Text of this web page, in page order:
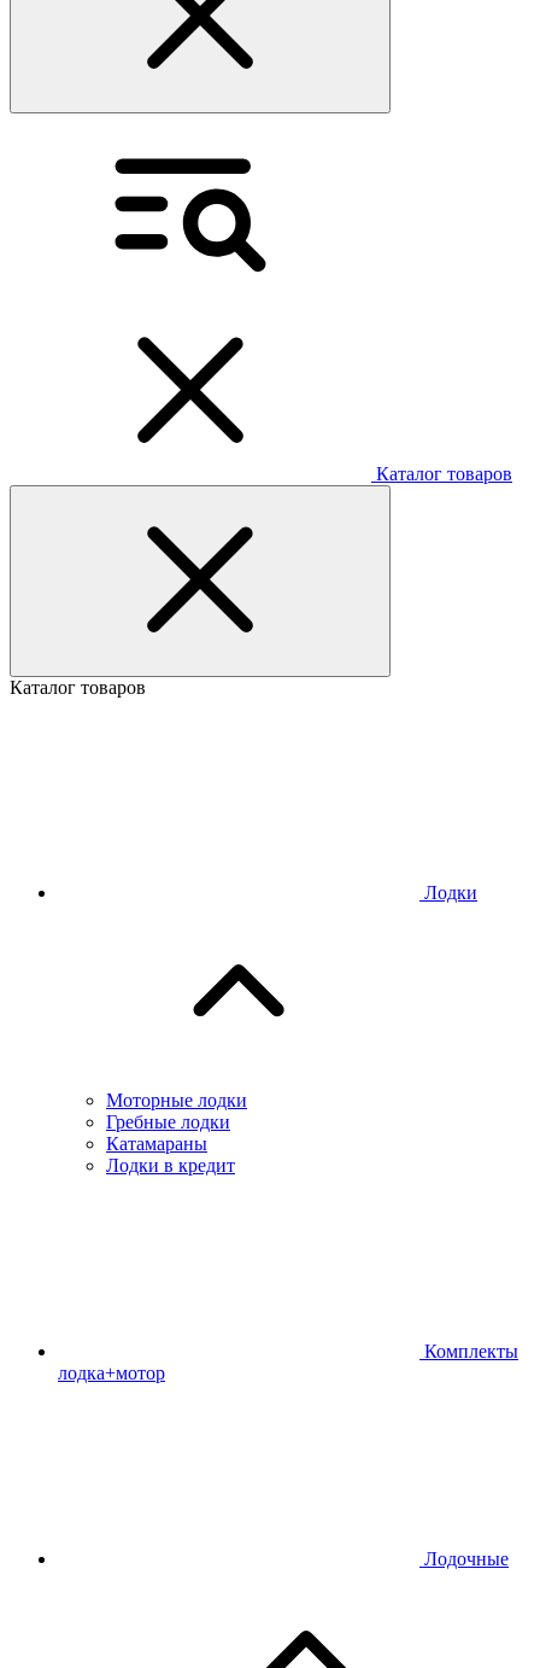
Каталог товаров
Каталог товаров
Лодки
Моторные лодки
Гребные лодки
Катамараны
Лодки в кредит
Комплекты
лодка+мотор
Лодочные